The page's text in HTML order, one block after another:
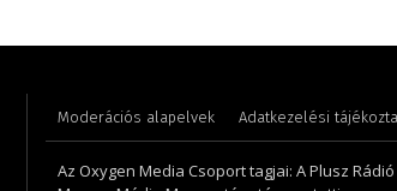
Moderációs alapelvek Adatkezelési
Az Oxygen Media Csoport tagjai: A Plusz